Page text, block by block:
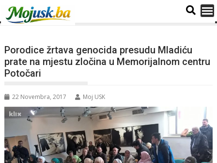
Porodice žrtava genocida presudu Mladiću
prate na mjestu zločina u Memorijalnom centru
Potočari
22 Novembra, 2017 Moj USK